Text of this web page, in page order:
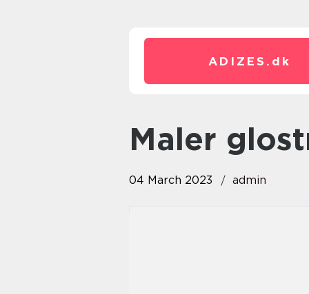
ADIZES. dk
maler
04 March 2023 admin